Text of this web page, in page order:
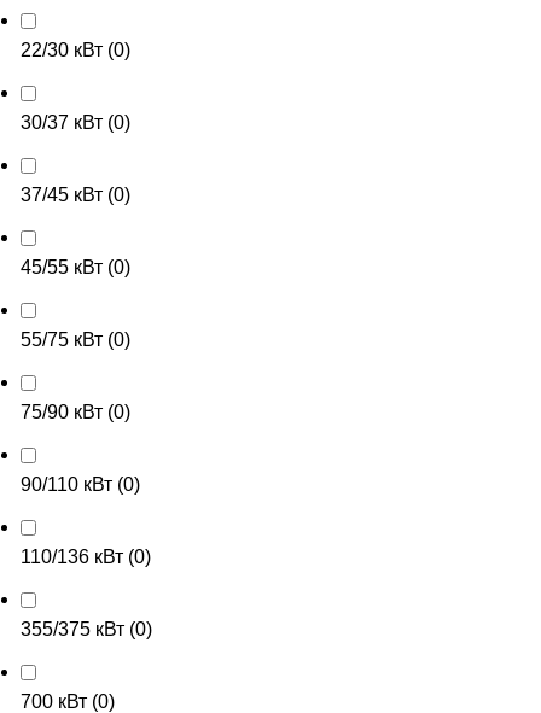
22/30 кВт (0)
30/37 кВт (0)
37/45 кВт (0)
45/55 кВт (0)
55/75 кВт (0)
75/90 кВт (0)
90/110 кВт (0)
110/136 кВт (0)
355/375 кВт (0)
700 кВт (0)